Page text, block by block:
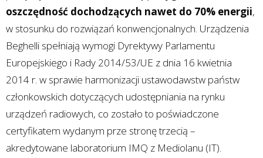
oszczędność dochodzących nawet do 70% energii,
w stosunku do rozwiązań konwencjonalnych. Urządzenia
Beghelli spełniają wymogi Dyrektywy Parlamentu
Europejskiego i Rady 2014/53/UE z dnia 16 kwietnia
2014 r. w sprawie harmonizacji ustawodawstw państw
członkowskich dotyczących udostępniania na rynku
urządzeń radiowych, co zostało to poświadczone
certyfikatem wydanym prze stronę trzecią –
akredytowane laboratorium IMQ z Mediolanu (IT).